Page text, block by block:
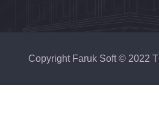
Copyright Faruk Soft © 2022